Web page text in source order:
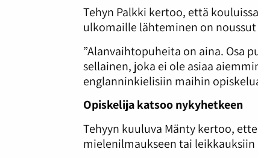
Tehyn Palkki kertoo, että
ulkomaille lähteminen on noussut
”Alanvaihtopuheita on aina. Osa
sellainen, joka ei ole asiaa
englanninkielisiin maihin
Opiskelija katsoo nykyhetkeen
Tehyyn kuuluva Mänty kertoo,
mielenilmaukseen tai